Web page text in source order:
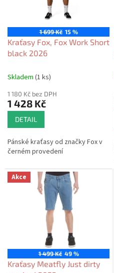
o
d
u
t
1 699 Kč 15 %
Kraťasy Fox, Fox Work Short
black 2026
Skladem (1 ks)
1 180 Kč bez DPH
1 428 Kč
DETAIL
Pánské kraťasy od značky Fox v
černém provedení
Akce
1 499 Kč 49 %
Kraťasy Meatfly Just dirty